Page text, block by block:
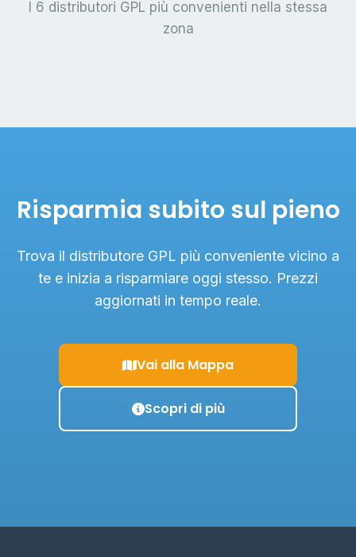
I 6 distributori GPL più convenienti nella stessa
zona
Risparmia subito sul pieno
Trova il distributore GPL più conveniente vicino a
te e inizia a risparmiare oggi stesso. Prezzi
aggiornati in tempo reale.
Vai alla Mappa
Scopri di più